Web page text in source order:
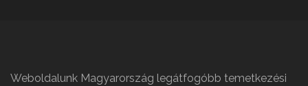
Weboldalunk Magyarország legátfogóbb temetkezési